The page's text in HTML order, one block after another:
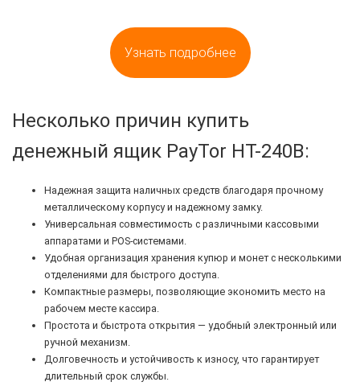
Узнать подробнее
Несколько причин купить
денежный ящик PayTor HT-240B:
Надежная защита наличных средств благодаря прочному
металлическому корпусу и надежному замку.
Универсальная совместимость с различными кассовыми
аппаратами и POS-системами.
Удобная организация хранения купюр и монет с несколькими
отделениями для быстрого доступа.
Компактные размеры, позволяющие экономить место на
рабочем месте кассира.
Простота и быстрота открытия — удобный электронный или
ручной механизм.
Долговечность и устойчивость к износу, что гарантирует
длительный срок службы.